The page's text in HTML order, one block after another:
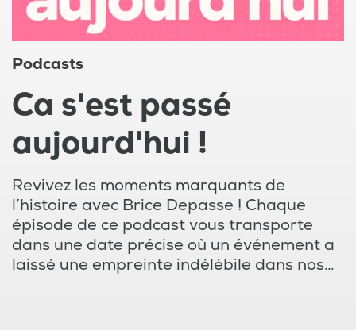
Podcasts
Ca s'est passé
aujourd'hui !
Revivez les moments marquants de
l’histoire avec Brice Depasse ! Chaque
épisode de ce podcast vous transporte
dans une date précise où un événement a
laissé une empreinte indélébile dans nos